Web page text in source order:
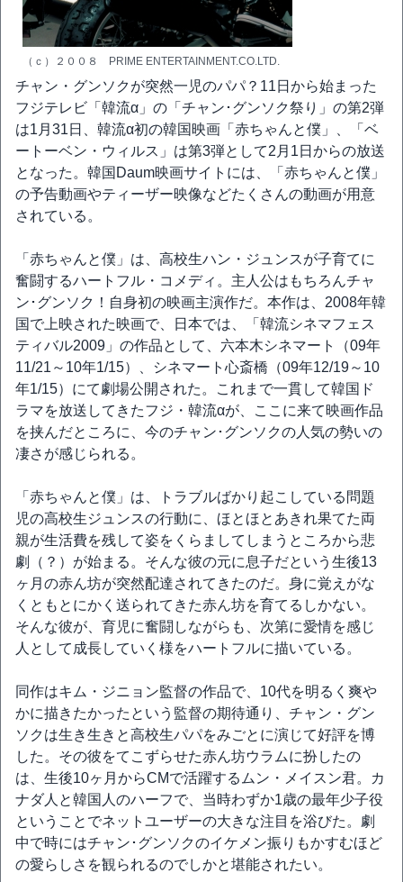
（ｃ）２００８ PRIME ENTERTAINMENT.CO.LTD.
チャン・グンソクが突然一児のパパ？11日から始まった
フジテレビ「韓流α」の「チャン･グンソク祭り」の第2弾
は1月31日、韓流α初の韓国映画「赤ちゃんと僕」、「ベ
ートーベン・ウィルス」は第3弾として2月1日からの放送
となった。韓国Daum映画サイトには、「赤ちゃんと僕」
の予告動画やティーザー映像などたくさんの動画が用意
されている。
「赤ちゃんと僕」は、高校生ハン・ジュンスが子育てに
奮闘するハートフル・コメディ。主人公はもちろんチャ
ン･グンソク！自身初の映画主演作だ。本作は、2008年韓
国で上映された映画で、日本では、「韓流シネマフェス
ティバル2009」の作品として、六本木シネマート（09年
11/21～10年1/15）、シネマート心斎橋（09年12/19～10
年1/15）にて劇場公開された。これまで一貫して韓国ド
ラマを放送してきたフジ・韓流αが、ここに来て映画作品
を挟んだところに、今のチャン･グンソクの人気の勢いの
凄さが感じられる。
「赤ちゃんと僕」は、トラブルばかり起こしている問題
児の高校生ジュンスの行動に、ほとほとあきれ果てた両
親が生活費を残して姿をくらましてしまうところから悲
劇（？）が始まる。そんな彼の元に息子だという生後13
ヶ月の赤ん坊が突然配達されてきたのだ。身に覚えがな
くともとにかく送られてきた赤ん坊を育てるしかない。
そんな彼が、育児に奮闘しながらも、次第に愛情を感じ
人として成長していく様をハートフルに描いている。
同作はキム・ジニョン監督の作品で、10代を明るく爽や
かに描きたかったという監督の期待通り、チャン・グン
ソクは生き生きと高校生パパをみごとに演じて好評を博
した。その彼をてこずらせた赤ん坊ウラムに扮したの
は、生後10ヶ月からCMで活躍するムン・メイスン君。カ
ナダ人と韓国人のハーフで、当時わずか1歳の最年少子役
ということでネットユーザーの大きな注目を浴びた。劇
中で時にはチャン･グンソクのイケメン振りもかすむほど
の愛らしさを観られるのでしかと堪能されたい。